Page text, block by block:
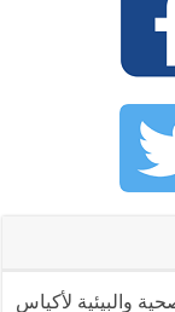
والبيئية لأكياس